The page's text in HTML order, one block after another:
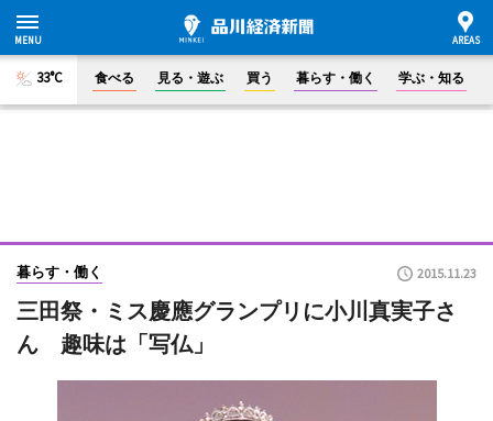
33°C 食べる 見る・遊ぶ 買う 暮らす・働く 学ぶ・知る
暮らす・働く 2015.11.23
三田祭・ミス慶應グランプリに小川真実子さ
ん 趣味は「写仏」